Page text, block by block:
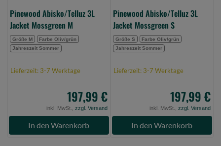
Pinewood Abisko/Telluz 3L
Jacket Mossgreen M
Größe M
Farbe Oliv/grün
Jahreszeit Sommer
Lieferzeit: 3-7 Werktage
197,99 €
inkl. MwSt., zzgl. Versand
In den Warenkorb
Pinewood Abisko/Telluz 3L
Jacket Mossgreen S
Größe S
Farbe Oliv/grün
Jahreszeit Sommer
Lieferzeit: 3-7 Werktage
197,99 €
inkl. MwSt., zzgl. Versand
In den Warenkorb